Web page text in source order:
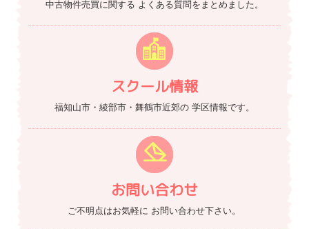
中古物件売買に関する よくある質問をまとめました。
スクール情報
福知山市・綾部市・舞鶴市近郊の学区情報です。
お問い合わせ
ご不明点はお気軽に お問い合わせ下さい。